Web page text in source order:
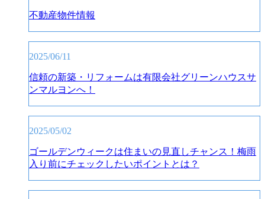
不動産物件情報
2025/06/11
信頼の新築・リフォームは有限会社グリーンハウスサ
ンマルヨンへ！
2025/05/02
ゴールデンウィークは住まいの見直しチャンス！梅雨
入り前にチェックしたいポイントとは？